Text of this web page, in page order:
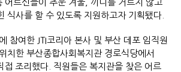
어르신들이 추운 겨울, 끼니를 거르지 않고
식사를 할 수 있도록 지원하고자 기획됐다.
참여한 JTI코리아 본사 및 부산 데포 임직원
치한 부산종합사회복지관 경로식당에서
접 조리했다. 직원들은 복지관을 찾은 어르